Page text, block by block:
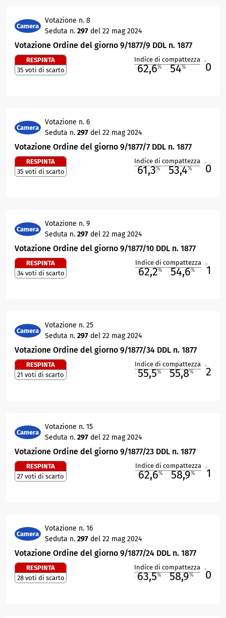
Camera
Votazione n. 8
Seduta n. 297 del 22 mag 2024
Votazione Ordine del giorno 9/1877/9 DDL n. 1877
RESPINTA
35 voti di scarto
Indice di compattezza
62,6% 54% 0
Camera
Votazione n. 6
Seduta n. 297 del 22 mag 2024
Votazione Ordine del giorno 9/1877/7 DDL n. 1877
RESPINTA
35 voti di scarto
Indice di compattezza
61,3% 53,4% 0
Camera
Votazione n. 9
Seduta n. 297 del 22 mag 2024
Votazione Ordine del giorno 9/1877/10 DDL n. 1877
RESPINTA
34 voti di scarto
Indice di compattezza
62,2% 54,6% 1
Camera
Votazione n. 25
Seduta n. 297 del 22 mag 2024
Votazione Ordine del giorno 9/1877/34 DDL n. 1877
RESPINTA
21 voti di scarto
Indice di compattezza
55,5% 55,8% 2
Camera
Votazione n. 15
Seduta n. 297 del 22 mag 2024
Votazione Ordine del giorno 9/1877/23 DDL n. 1877
RESPINTA
27 voti di scarto
Indice di compattezza
62,6% 58,9% 1
Camera
Votazione n. 16
Seduta n. 297 del 22 mag 2024
Votazione Ordine del giorno 9/1877/24 DDL n. 1877
RESPINTA
28 voti di scarto
Indice di compattezza
63,5% 58,9% 0